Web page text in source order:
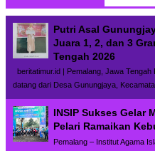
Putri Asal
Juara 1, 2, dan 3
Tengah 2026
beritatimur.id | Pemalang, Jawa
datang dari Desa Gunungjaya,
INSIP Sukses Gelar
Pelari Ramaikan
Pemalang – Institut Agama